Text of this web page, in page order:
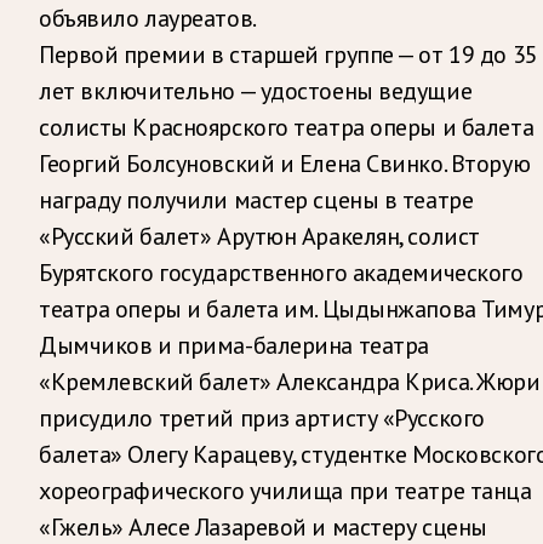
объявило лауреатов.
Первой премии в старшей группе — от 19 до 35
лет включительно — удостоены ведущие
солисты Красноярского театра оперы и балета
Георгий Болсуновский и Елена Свинко. Вторую
награду получили мастер сцены в театре
«Русский балет» Арутюн Аракелян, солист
Бурятского государственного академического
театра оперы и балета им. Цыдынжапова
Дымчиков и прима-балерина театра
«Кремлевский балет» Александра Криса. Жюри
присудило третий приз артисту «Русского
балета» Олегу Карацеву, студентке
хореографического училища при театре танца
«Гжель» Алесе Лазаревой и мастеру сцены